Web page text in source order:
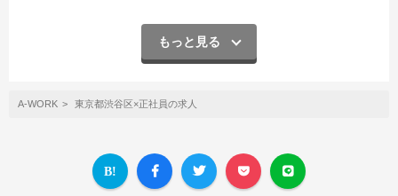
もっと見る
A-WORK 東京都渋谷区×正社員の求人